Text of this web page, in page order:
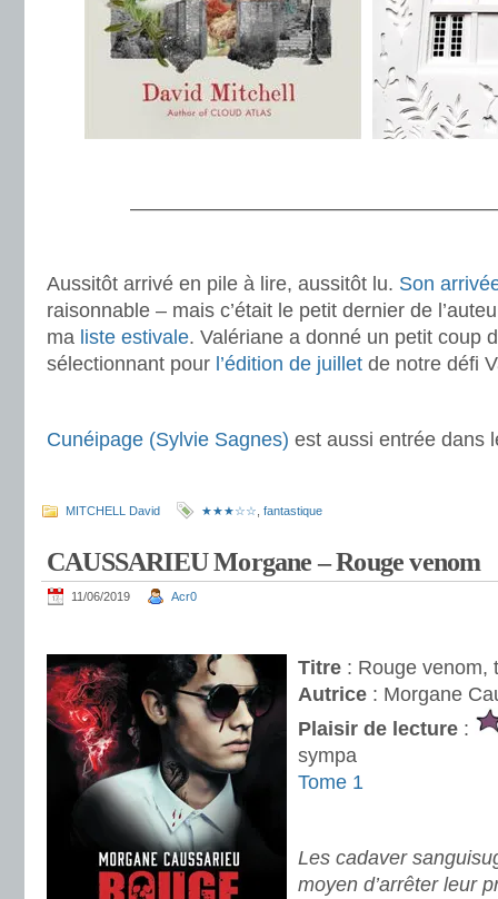
Aussitôt arrivé en pile à lire, aussitôt lu. Son
raisonnable – mais c’était le petit dernier de
ma liste estivale. Valériane a donné un petit coup
sélectionnant pour l’édition de juillet de notre défi
Cunéipage (Sylvie Sagnes) est aussi entrée dans
MITCHELL David ★★★☆☆ fantastique
CAUSSARIEU Morgane – Rouge venom
11/06/2019 Acr0
Titre : Rouge venom,
Autrice : Morgane
Plaisir de lecture :
sympa
Tome 1
Les cadaver
moyen d’arrêter leur